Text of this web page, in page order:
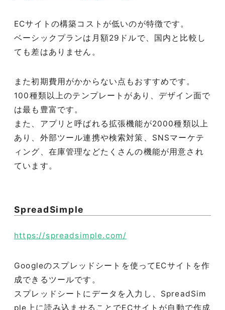
ECサイトの構築コストが低いのが特徴です。
ベーシックプランは月額29ドルで、国内と比較し
ても差はありません。
また初期費用がかからない点もおすすめです。
100種類以上のテンプレートがあり、デザイン面で
は最も豊富です。
また、アプリと呼ばれる拡張機能が2000種類以上
あり、外部ツール連携や検索対策、SNSマーケテ
ィング、在庫管理などたくさんの機能が用意され
ています。
SpreadSimple
https://spreadsimple.com/
Googleのスプレッドシートを使ってECサイトを作
成できるツールです。
スプレッドシートにデータを入力し、SpreadSim
ple上に読み込ませることでECサイトが自動で作成